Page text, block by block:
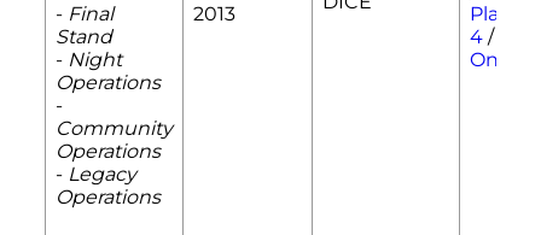
- Final
Stand
- Night
Operations
-
Community
Operations
- Legacy
Operations
2013
4/
One